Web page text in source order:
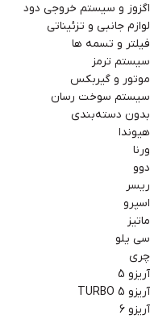
اگزوز و سیستم خروجی دود
لوازم جانبی و تزئیناتی
فیلتر و تسمه ها
سیستم ترمز
موتور و گیربکس
سیستم سوخت رسان
بدون دسته‌بندی
هیوندا
ورنا
دوو
ریسر
اسپرو
ماتیز
سی یلو
چری
آریزو 5
آریزو 5 TURBO
آریزو 6